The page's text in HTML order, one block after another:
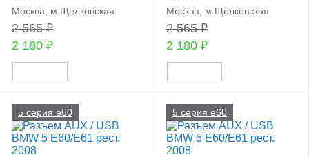
Москва, м.Щелковская
2 565 ₽
2 180 ₽
Москва, м.Щелковская
2 565 ₽
2 180 ₽
5 серия e60 5 серия e60